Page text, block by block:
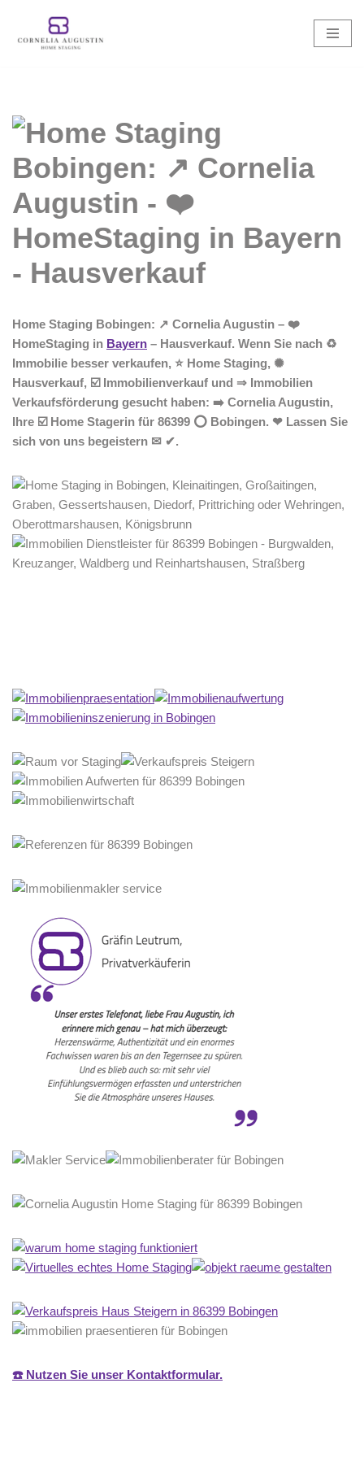
Zum
Home Staging Bobingen: ↗️ Cornelia Augustin – ❤️
HomeStaging in Bayern – Hausverkauf. Wenn Sie nach ♻
Immobilie besser verkaufen, ⭐ Home Staging, ✺
Hausverkauf, ☑️ Immobilienverkauf und ⇒ Immobilien
Verkaufsförderung gesucht haben: ➡️ Cornelia Augustin,
Ihre ☑️ Home Stagerin für 86399 ⭕ Bobingen. ❤ Lassen Sie
sich von uns begeistern ✉ ✔.
☎️ Nutzen Sie unser Kontaktformular.